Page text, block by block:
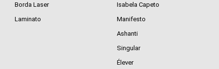
Borda Laser
Laminato
Isabela Capeto
Manifesto
Ashanti
Singular
Élever